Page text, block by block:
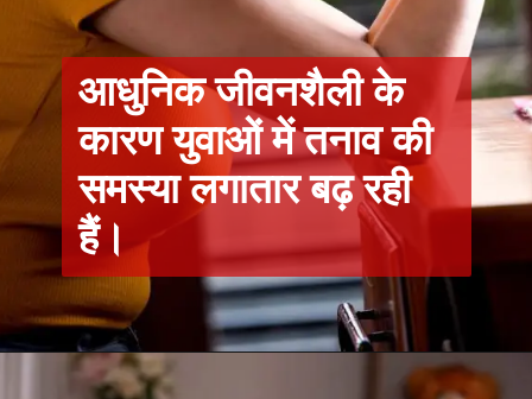
आधुनिक जीवनशैली के
कारण युवाओं में तनाव की
समस्या लगातार बढ़ रही
हैं।